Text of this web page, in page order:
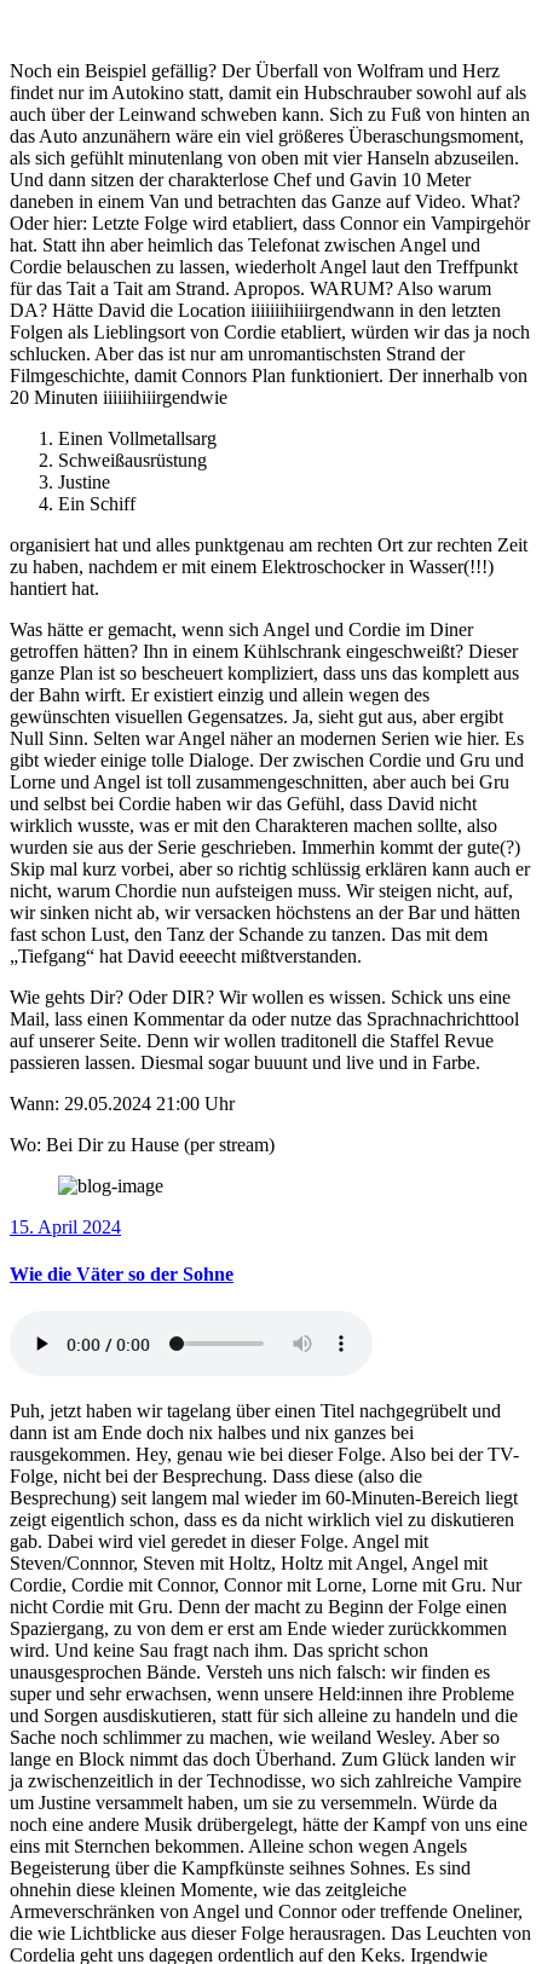
Noch ein Beispiel gefällig? Der Überfall von Wolfram und Herz
findet nur im Autokino statt, damit ein Hubschrauber sowohl auf als
auch über der Leinwand schweben kann. Sich zu Fuß von hinten an
das Auto anzunähern wäre ein viel größeres Überaschungsmoment,
als sich gefühlt minutenlang von oben mit vier Hanseln abzuseilen.
Und dann sitzen der charakterlose Chef und Gavin 10 Meter
daneben in einem Van und betrachten das Ganze auf Video. What?
Oder hier: Letzte Folge wird etabliert, dass Connor ein Vampirgehör
hat. Statt ihn aber heimlich das Telefonat zwischen Angel und
Cordie belauschen zu lassen, wiederholt Angel laut den Treffpunkt
für das Tait a Tait am Strand. Apropos. WARUM? Also warum
DA? Hätte David die Location iiiiiiihiiirgendwann in den letzten
Folgen als Lieblingsort von Cordie etabliert, würden wir das ja noch
schlucken. Aber das ist nur am unromantischsten Strand der
Filmgeschichte, damit Connors Plan funktioniert. Der innerhalb von
20 Minuten iiiiiihiiirgendwie
Einen Vollmetallsarg
Schweißausrüstung
Justine
Ein Schiff
organisiert hat und alles punktgenau am rechten Ort zur rechten Zeit
zu haben, nachdem er mit einem Elektroschocker in Wasser(!!!)
hantiert hat.
Was hätte er gemacht, wenn sich Angel und Cordie im Diner
getroffen hätten? Ihn in einem Kühlschrank eingeschweißt? Dieser
ganze Plan ist so bescheuert kompliziert, dass uns das komplett aus
der Bahn wirft. Er existiert einzig und allein wegen des
gewünschten visuellen Gegensatzes. Ja, sieht gut aus, aber ergibt
Null Sinn. Selten war Angel näher an modernen Serien wie hier. Es
gibt wieder einige tolle Dialoge. Der zwischen Cordie und Gru und
Lorne und Angel ist toll zusammengeschnitten, aber auch bei Gru
und selbst bei Cordie haben wir das Gefühl, dass David nicht
wirklich wusste, was er mit den Charakteren machen sollte, also
wurden sie aus der Serie geschrieben. Immerhin kommt der gute(?)
Skip mal kurz vorbei, aber so richtig schlüssig erklären kann auch er
nicht, warum Chordie nun aufsteigen muss. Wir steigen nicht, auf,
wir sinken nicht ab, wir versacken höchstens an der Bar und hätten
fast schon Lust, den Tanz der Schande zu tanzen. Das mit dem
„Tiefgang“ hat David eeeecht mißtverstanden.
Wie gehts Dir? Oder DIR? Wir wollen es wissen. Schick uns eine
Mail, lass einen Kommentar da oder nutze das Sprachnachrichttool
auf unserer Seite. Denn wir wollen traditonell die Staffel Revue
passieren lassen. Diesmal sogar buuunt und live und in Farbe.
Wann: 29.05.2024 21:00 Uhr
Wo: Bei Dir zu Hause (per stream)
15. April 2024
Wie die Väter so der Sohne
Puh, jetzt haben wir tagelang über einen Titel nachgegrübelt und
dann ist am Ende doch nix halbes und nix ganzes bei
rausgekommen. Hey, genau wie bei dieser Folge. Also bei der TV-
Folge, nicht bei der Besprechung. Dass diese (also die
Besprechung) seit langem mal wieder im 60-Minuten-Bereich liegt
zeigt eigentlich schon, dass es da nicht wirklich viel zu diskutieren
gab. Dabei wird viel geredet in dieser Folge. Angel mit
Steven/Connnor, Steven mit Holtz, Holtz mit Angel, Angel mit
Cordie, Cordie mit Connor, Connor mit Lorne, Lorne mit Gru. Nur
nicht Cordie mit Gru. Denn der macht zu Beginn der Folge einen
Spaziergang, zu von dem er erst am Ende wieder zurückkommen
wird. Und keine Sau fragt nach ihm. Das spricht schon
unausgesprochen Bände. Versteh uns nich falsch: wir finden es
super und sehr erwachsen, wenn unsere Held:innen ihre Probleme
und Sorgen ausdiskutieren, statt für sich alleine zu handeln und die
Sache noch schlimmer zu machen, wie weiland Wesley. Aber so
lange en Block nimmt das doch Überhand. Zum Glück landen wir
ja zwischenzeitlich in der Technodisse, wo sich zahlreiche Vampire
um Justine versammelt haben, um sie zu versemmeln. Würde da
noch eine andere Musik drübergelegt, hätte der Kampf von uns eine
eins mit Sternchen bekommen. Alleine schon wegen Angels
Begeisterung über die Kampfkünste seihnes Sohnes. Es sind
ohnehin diese kleinen Momente, wie das zeitgleiche
Armeverschränken von Angel und Connor oder treffende Oneliner,
die wie Lichtblicke aus dieser Folge herausragen. Das Leuchten von
Cordelia geht uns dagegen ordentlich auf den Keks. Irgendwie